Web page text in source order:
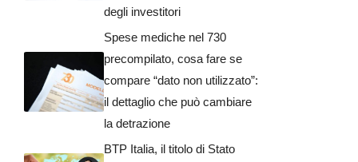
degli investitori
Spese mediche nel 730
precompilato, cosa fare se
compare “dato non utilizzato”:
il dettaglio che può cambiare
la detrazione
BTP Italia, il titolo di Stato